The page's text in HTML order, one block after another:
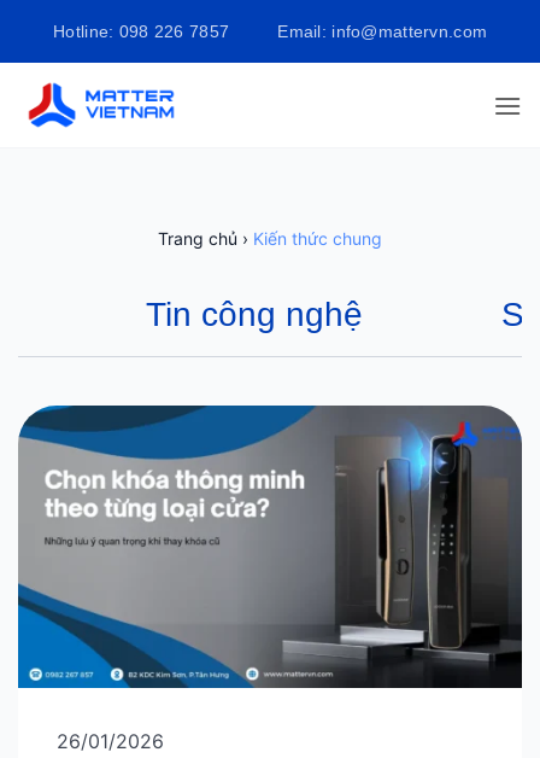
dung
Email: info@mattervn.com
Hotline: 098 226 7857
Trang chủ › Kiến thức chung
Tin công nghệ
26/01/2026